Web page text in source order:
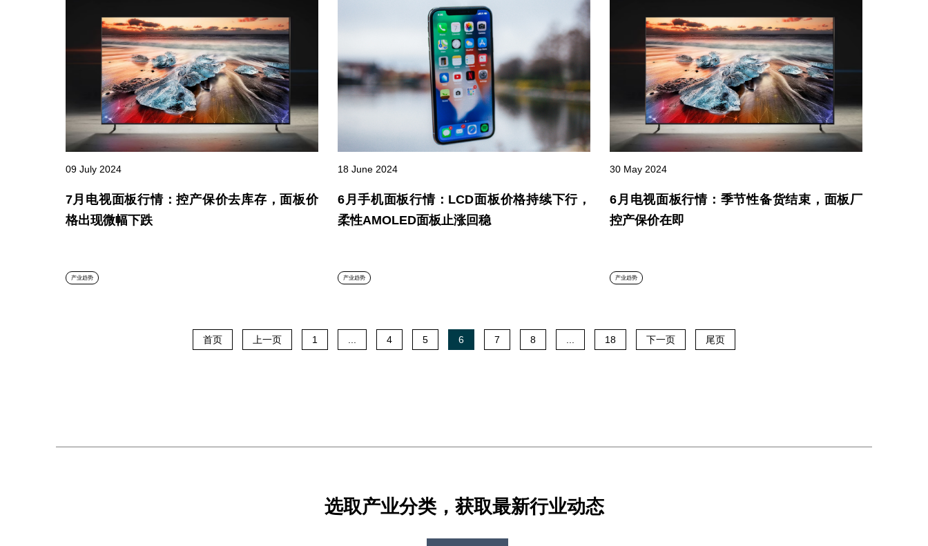
09 July 2024
7月电视面板行情：控产保价去库存，面板价
格出现微幅下跌
产业趋势
18 June 2024
6月手机面板行情：LCD面板价格持续下行，
柔性AMOLED面板止涨回稳
产业趋势
30 May 2024
6月电视面板行情：季节性备货结束，面板厂
控产保价在即
产业趋势
首页 上一页 1 ... 4 5 6 7 8 ... 18 下一页 尾页
选取产业分类，获取最新行业动态